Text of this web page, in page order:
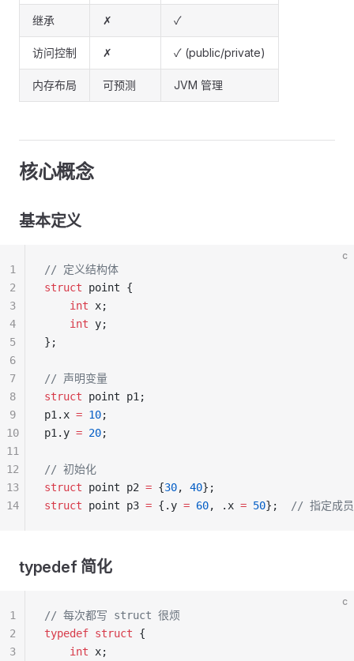
继承 ✗ ✓
访问控制 ✗ ✓ (public/private)
内存布局 可预测 JVM 管理
核心概念
基本定义
c
// 定义结构体
struct point {
    int
x;
    int
y;
};
// 声明变量
struct point p1;
p1.x = 10;
p1.y = 20;
// 初始化
struct point p2 = {30, 40};
struct point p3 = {.y = 60, .x = 50};
  // 指定成员
1
2
3
4
5
6
7
8
9
10
11
12
13
14
typedef 简化
c
// 每次都写 struct 很烦
typedef struct {
    int
x;
1
2
3